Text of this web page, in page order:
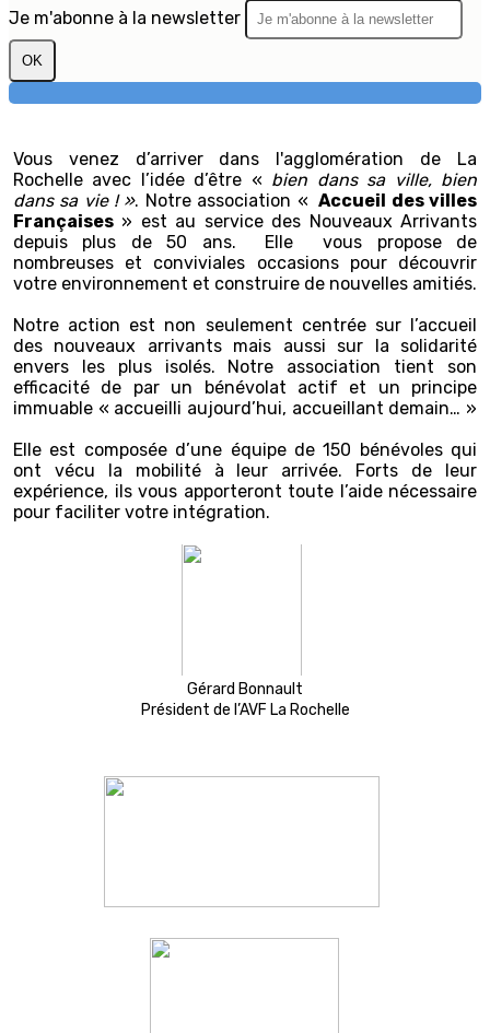
Je m'abonne à la newsletter
OK
Vous venez d’arriver dans l'agglomération de La
Rochelle avec l’idée d’être « bien dans sa ville, bien
dans sa vie ! ». Notre association « Accueil des villes
Françaises » est au service des Nouveaux Arrivants
depuis plus de 50 ans. Elle vous propose de
nombreuses et conviviales occasions pour découvrir
votre environnement et construire de nouvelles amitiés.
Notre action est non seulement centrée sur l’accueil
des nouveaux arrivants mais aussi sur la solidarité
envers les plus isolés. Notre association tient son
efficacité de par un bénévolat actif et un principe
immuable « accueilli aujourd’hui, accueillant demain… »
Elle est composée d’une équipe de 150 bénévoles qui
ont vécu la mobilité à leur arrivée. Forts de leur
expérience, ils vous apporteront toute l’aide nécessaire
pour faciliter votre intégration.
Gérard Bonnault
Président de l’AVF La Rochelle